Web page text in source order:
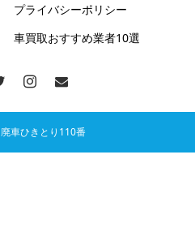
プライバシーポリシー
車買取おすすめ業者10選
廃車ひきとり110番